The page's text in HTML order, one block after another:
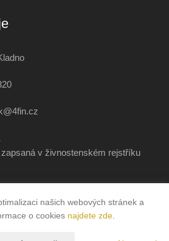
v živnostenském rejstříku
našich webových stránek a
o cookies najdete zde